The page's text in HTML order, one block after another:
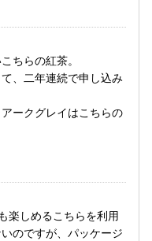
ちらの紅茶。
、二年連続で申し込み
ークグレイはこちらの
楽しめるこちらを利用
のですが、パッケージ